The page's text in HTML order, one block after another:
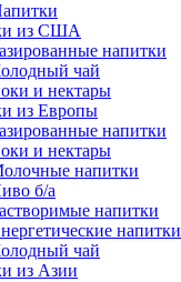
из США
напитки
чай
и нектары
из Европы
напитки
и нектары
напитки
б/а
напитки
напитки
чай
из Азии